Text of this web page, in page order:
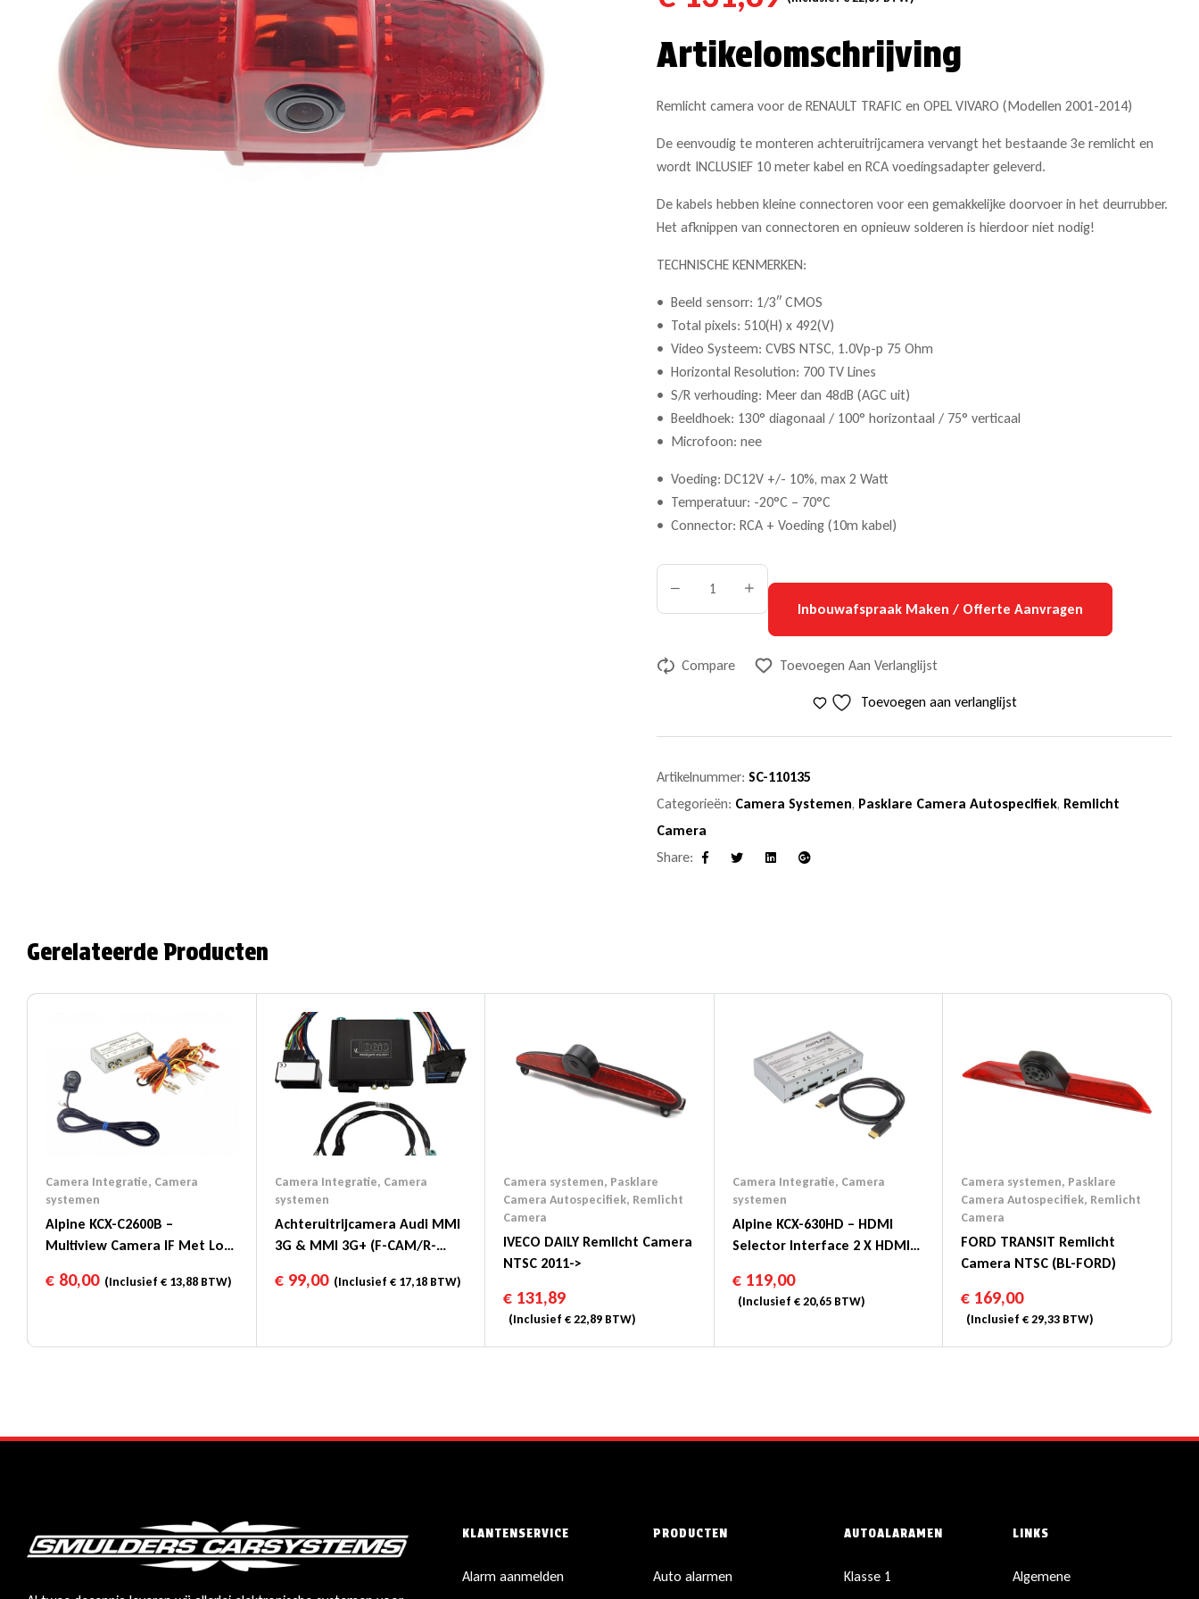
Artikelomschrijving
Remlicht camera voor de RENAULT TRAFIC en OPEL VIVARO (Modellen 2001-2014)
De eenvoudig te monteren achteruitrijcamera vervangt het bestaande 3e remlicht en
wordt INCLUSIEF 10 meter kabel en RCA voedingsadapter geleverd.
De kabels hebben kleine connectoren voor een gemakkelijke doorvoer in het deurrubber.
Het afknippen van connectoren en opnieuw solderen is hierdoor niet nodig!
TECHNISCHE KENMERKEN:
• Beeld sensorr: 1/3″ CMOS
• Total pixels: 510(H) x 492(V)
• Video Systeem: CVBS NTSC, 1.0Vp-p 75 Ohm
• Horizontal Resolution: 700 TV Lines
• S/R verhouding: Meer dan 48dB (AGC uit)
• Beeldhoek: 130° diagonaal / 100° horizontaal / 75° verticaal
• Microfoon: nee
• Voeding: DC12V +/- 10%, max 2 Watt
• Temperatuur: -20°C – 70°C
• Connector: RCA + Voeding (10m kabel)
Inbouwafspraak Maken / Offerte Aanvragen
Compare Toevoegen Aan Verlanglijst
Toevoegen aan verlanglijst
Artikelnummer:SC-110135
Categorieën: Camera Systemen, Pasklare Camera Autospecifiek, Remlicht
Camera
Share:
Facebook LinkedinGoogle+
Gerelateerde Producten
Camera Integratie, Camera
systemen
Alpine KCX-C2600B –
Multiview Camera IF Met Los
€ 80,00(Inclusief € 13,88 BTW)
Camera Integratie, Camera
systemen
Achteruitrijcamera Audi MMI
3G & MMI 3G+ (F-CAM/R-
€99,00(Inclusief €17,18BTW)
Camera systemen, Pasklare
Camera Autospecifiek, Remlicht
Camera
IVECO DAILY Remlicht Camera
NTSC 2011->
€ 131,89
(Inclusief€22,89 BTW)
Camera Integratie, Camera
systemen
Alpine KCX-630HD – HDMI
Selector Interface 2 X HDMI
€119,00
(Inclusief €20,65BTW)
Camera systemen, Pasklare
Camera Autospecifiek, Remlicht
Camera
FORD TRANSIT Remlicht
Camera NTSC (BL-FORD)
€ 169,00
(Inclusief€29,33 BTW)
KLANTENSERVICE
Alarm aanmelden
PRODUCTEN
Auto alarmen
AUTOALARAMEN
Klasse 1
LINKS
Algemene